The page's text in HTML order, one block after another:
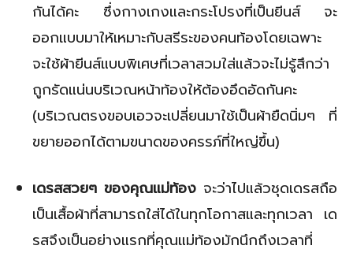
กันได้คะ ซึ่งกางเกงและกระโปรงที่เป็นยีนส์ จะ
ออกแบบมาให้เหมาะกับสรีระของคนท้องโดยเฉพาะ
จะใช้ผ้ายีนส์แบบพิเศษที่เวลาสวมใส่แล้วจะไม่รู้สึกว่า
ถูกรัดแน่นบริเวณหน้าท้องให้ต้องอึดอัดกันคะ
(บริเวณตรงขอบเอวจะเปลี่ยนมาใช้เป็นผ้ายืดนิ่มๆ ที่
ขยายออกได้ตามขนาดของครรภ์ที่ใหญ่ขึ้น)
เดรสสวยๆ ของคุณแม่ท้อง จะว่าไปแล้วชุดเดรสถือ
เป็นเสื้อผ้าที่สามารถใส่ได้ในทุกโอกาสและทุกเวลา เด
รสจึงเป็นอย่างแรกที่คุณแม่ท้องมักนึกถึงเวลาที่